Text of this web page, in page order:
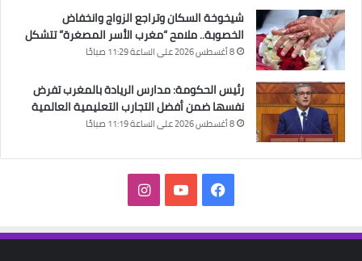
شيخوخة السكان وتراجع الزواج وانخفاض
الخصوبة.. ملامح “مغرب الأسر المصغرة” تتشكل
8 أغسطس 2026 على الساعة 11:29 صباحًا
رئيس الحكومة: مدارس الريادة بالمغرب تفرض
نفسها ضمن أفضل التجارب التعليمية العالمية
8 أغسطس 2026 على الساعة 11:19 صباحًا
فيسبوك‫YouTubeانستقرام